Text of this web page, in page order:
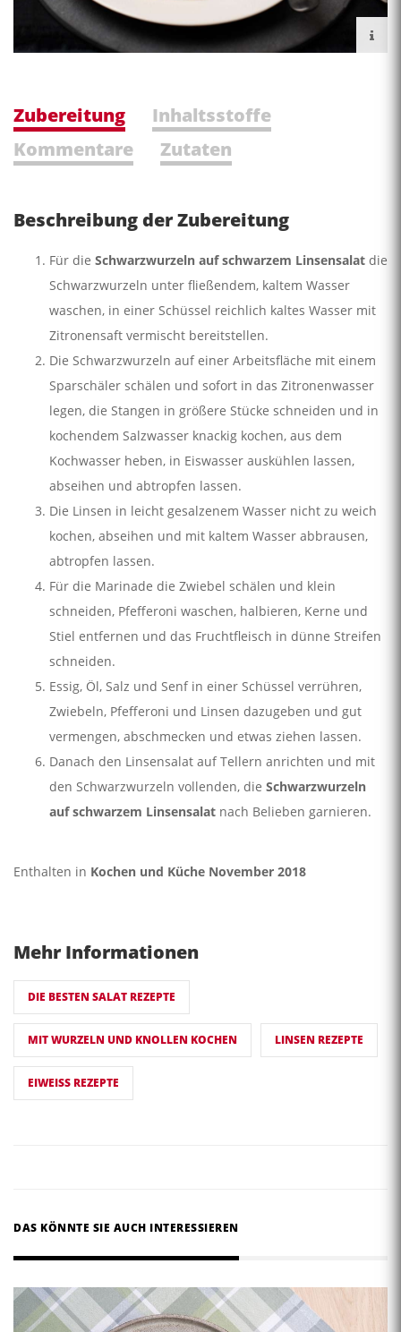
Zubereitung
Inhaltsstoffe
Kommentare
Zutaten
Beschreibung der Zubereitung
Für die Schwarzwurzeln auf schwarzem Linsensalat die
Schwarzwurzeln unter fließendem, kaltem Wasser
waschen, in einer Schüssel reichlich kaltes Wasser mit
Zitronensaft vermischt bereitstellen.
Die Schwarzwurzeln auf einer Arbeitsfläche mit einem
Sparschäler schälen und sofort in das Zitronenwasser
legen, die Stangen in größere Stücke schneiden und in
kochendem Salzwasser knackig kochen, aus dem
Kochwasser heben, in Eiswasser auskühlen lassen,
abseihen und abtropfen lassen.
Die Linsen in leicht gesalzenem Wasser nicht zu weich
kochen, abseihen und mit kaltem Wasser abbrausen,
abtropfen lassen.
Für die Marinade die Zwiebel schälen und klein
schneiden, Pfefferoni waschen, halbieren, Kerne und
Stiel entfernen und das Fruchtfleisch in dünne Streifen
schneiden.
Essig, Öl, Salz und Senf in einer Schüssel verrühren,
Zwiebeln, Pfefferoni und Linsen dazugeben und gut
vermengen, abschmecken und etwas ziehen lassen.
Danach den Linsensalat auf Tellern anrichten und mit
den Schwarzwurzeln vollenden, die Schwarzwurzeln
auf schwarzem Linsensalat nach Belieben garnieren.
Enthalten in Kochen und Küche November 2018
Mehr Informationen
DIE BESTEN SALAT REZEPTE
MIT WURZELN UND KNOLLEN KOCHEN LINSEN REZEPTE
EIWEISS REZEPTE
DAS KÖNNTE SIE AUCH INTERESSIEREN